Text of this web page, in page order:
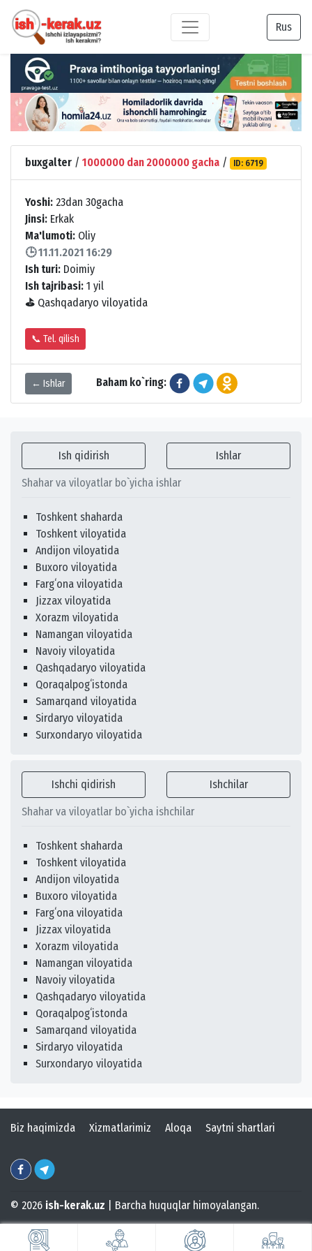
Rus
buxgalter / 1000000 dan 2000000 gacha / ID: 6719
Yoshi: 23dan 30gacha
Jinsi: Erkak
Ma'lumoti: Oliy
🕒 11.11.2021 16:29
Ish turi: Doimiy
Ish tajribasi: 1 yil
⛳ Qashqadaryo viloyatida
📞 Tel. qilish
← Ishlar Baham ko`ring:
Ish qidirish Ishlar
Shahar va viloyatlar bo`yicha ishlar
Toshkent shaharda
Toshkent viloyatida
Andijon viloyatida
Buxoro viloyatida
Fargʻona viloyatida
Jizzax viloyatida
Xorazm viloyatida
Namangan viloyatida
Navoiy viloyatida
Qashqadaryo viloyatida
Qoraqalpogʻistonda
Samarqand viloyatida
Sirdaryo viloyatida
Surxondaryo viloyatida
Ishchi qidirish Ishchilar
Shahar va viloyatlar bo`yicha ishchilar
Toshkent shaharda
Toshkent viloyatida
Andijon viloyatida
Buxoro viloyatida
Fargʻona viloyatida
Jizzax viloyatida
Xorazm viloyatida
Namangan viloyatida
Navoiy viloyatida
Qashqadaryo viloyatida
Qoraqalpogʻistonda
Samarqand viloyatida
Sirdaryo viloyatida
Surxondaryo viloyatida
Biz haqimizda Xizmatlarimiz Aloqa Saytni shartlari
© 2026 ish-kerak.uz | Barcha huquqlar himoyalangan.